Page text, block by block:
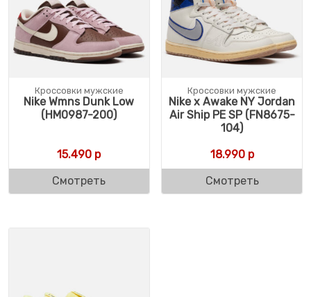
Кроссовки мужские
Nike Wmns Dunk Low
(HM0987-200)
15.490 р
Смотреть
Кроссовки мужские
Nike x Awake NY Jordan
Air Ship PE SP (FN8675-
104)
18.990р
Смотреть